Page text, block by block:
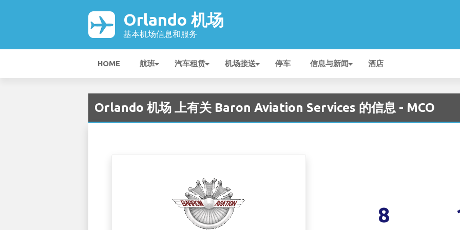
Orlando 机场
基本机场信息和服务
HOME 航班 汽车租赁 机场接送 停车 信息与新闻 酒店
Orlando 机场 上有关 Baron Aviation Services 的信息 - MCO
8